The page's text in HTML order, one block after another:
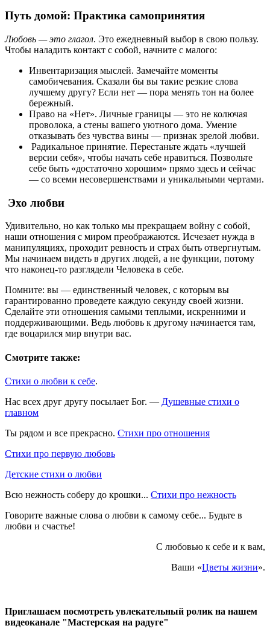
Путь домой: Практика самопринятия
Любовь — это глагол. Это ежедневный выбор в свою пользу.
Чтобы наладить контакт с собой, начните с малого:
Инвентаризация мыслей. Замечайте моменты
самобичевания. Сказали бы вы такие резкие слова
лучшему другу? Если нет — пора менять тон на более
бережный.
Право на «Нет». Личные границы — это не колючая
проволока, а стены вашего уютного дома. Умение
отказывать без чувства вины — признак зрелой любви.
Радикальное принятие. Перестаньте ждать «лучшей
версии себя», чтобы начать себе нравиться. Позвольте
себе быть «достаточно хорошим» прямо здесь и сейчас
— со всеми несовершенствами и уникальными чертами.
Эхо любви
Удивительно, но как только мы прекращаем войну с собой,
наши отношения с миром преображаются. Исчезает нужда в
манипуляциях, проходит ревность и страх быть отвергнутым.
Мы начинаем видеть в других людей, а не функции, потому
что наконец-то разглядели Человека в себе.
Помните: вы — единственный человек, с которым вы
гарантированно проведете каждую секунду своей жизни.
Сделайте эти отношения самыми теплыми, искренними и
поддерживающими. Ведь любовь к другому начинается там,
где воцарился мир внутри вас.
Смотрите также:
Стихи о любви к себе.
Нас всех друг другу посылает Бог. — Душевные стихи о
главном
Ты рядом и все прекрасно. Стихи про отношения
Стихи про первую любовь
Детские стихи о любви
Всю нежность соберу до крошки... Стихи про нежность
Говорите важные слова о любви к самому себе... Будьте в
любви и счастье!
С любовью к себе и к вам,
Ваши «Цветы жизни».
Приглашаем посмотреть увлекательный ролик на нашем
видеоканале "Мастерская на радуге"